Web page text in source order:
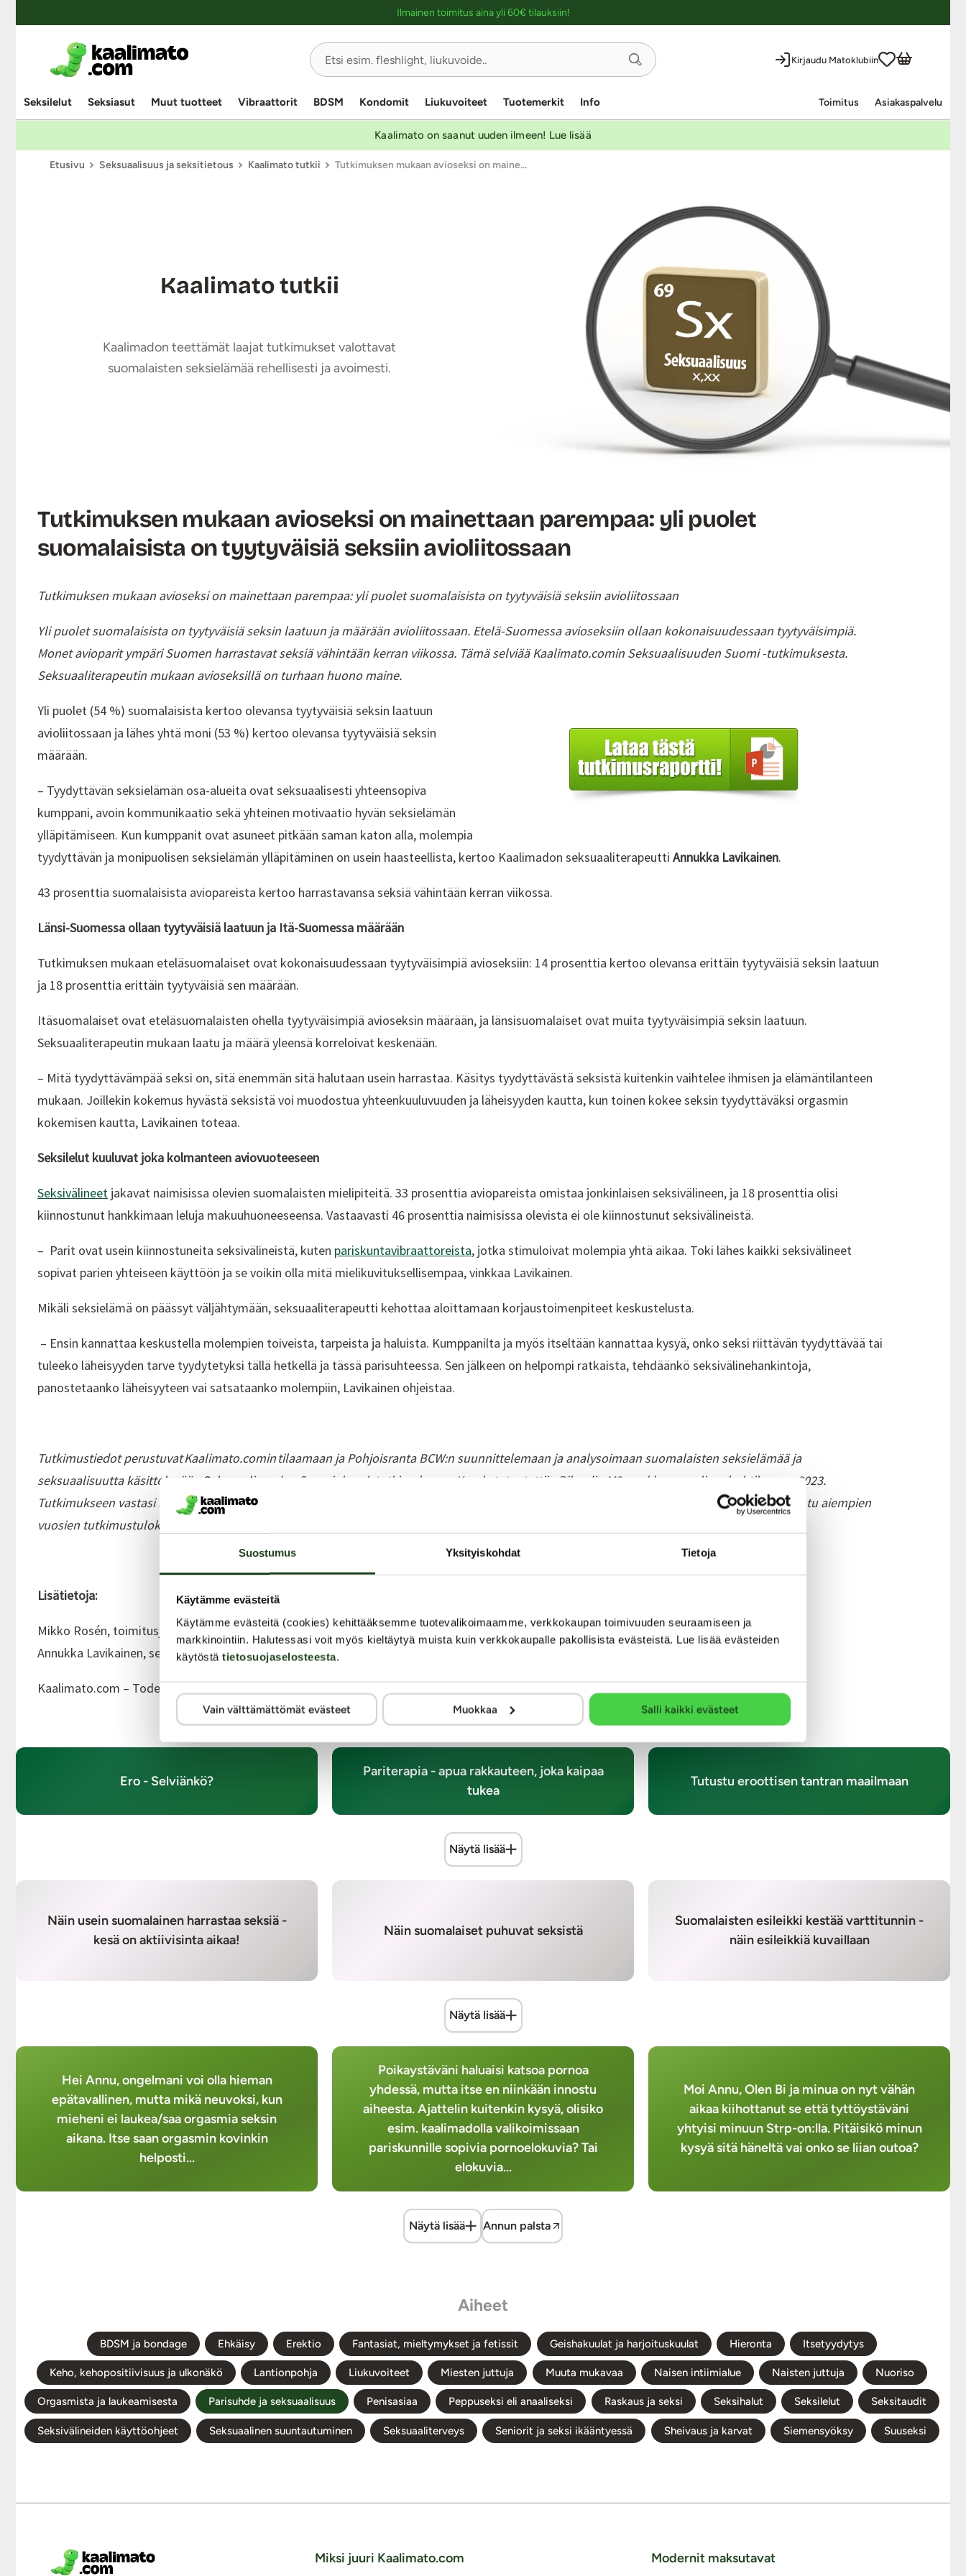
Suostumus Yksityiskohdat Tietoja
Käytämme evästeitä
Käytämme evästeitä (cookies) kehittääksemme tuotevalikoimaamme, verkkokaupan toimivuuden seuraamiseen ja
markkinointiin. Halutessasi voit myös kieltäytyä muista kuin verkkokaupalle pakollisista evästeistä. Lue lisää evästeiden
käytöstä tietosuojaselosteesta.
Vain välttämättömät evästeet Muokkaa Salli kaikki evästeet
Ilmainen toimitus aina yli 60€ tilauksiin!
Kirjaudu Matoklubiin
Seksilelut Seksiasut Muut tuotteet Vibraattorit BDSM Kondomit Liukuvoiteet Tuotemerkit Info Toimitus Asiakaspalvelu
Kaalimato on saanut uuden ilmeen! Lue lisää
Etusivu Seksuaalisuus ja seksitietous Kaalimato tutkii Tutkimuksen mukaan avioseksi on maine...
Kaalimato tutkii
Kaalimadon teettämät laajat tutkimukset valottavat
suomalaisten seksielämää rehellisesti ja avoimesti.
Tutkimuksen mukaan avioseksi on mainettaan parempaa: yli puolet
suomalaisista on tyytyväisiä seksiin avioliitossaan
Tutkimuksen mukaan avioseksi on mainettaan parempaa: yli puolet suomalaisista on tyytyväisiä seksiin avioliitossaan
Yli puolet suomalaisista on tyytyväisiä seksin laatuun ja määrään avioliitossaan. Etelä-Suomessa avioseksiin ollaan kokonaisuudessaan tyytyväisimpiä.
Monet avioparit ympäri Suomen harrastavat seksiä vähintään kerran viikossa. Tämä selviää Kaalimato.comin Seksuaalisuuden Suomi -tutkimuksesta.
Seksuaaliterapeutin mukaan avioseksillä on turhaan huono maine.
Yli puolet (54 %) suomalaisista kertoo olevansa tyytyväisiä seksin laatuun
avioliitossaan ja lähes yhtä moni (53 %) kertoo olevansa tyytyväisiä seksin
määrään.
– Tyydyttävän seksielämän osa-alueita ovat seksuaalisesti yhteensopiva
kumppani, avoin kommunikaatio sekä yhteinen motivaatio hyvän seksielämän
ylläpitämiseen. Kun kumppanit ovat asuneet pitkään saman katon alla, molempia
tyydyttävän ja monipuolisen seksielämän ylläpitäminen on usein haasteellista, kertoo Kaalimadon seksuaaliterapeutti Annukka Lavikainen.
43 prosenttia suomalaisista aviopareista kertoo harrastavansa seksiä vähintään kerran viikossa.
Länsi-Suomessa ollaan tyytyväisiä laatuun ja Itä-Suomessa määrään
Tutkimuksen mukaan eteläsuomalaiset ovat kokonaisuudessaan tyytyväisimpiä avioseksiin: 14 prosenttia kertoo olevansa erittäin tyytyväisiä seksin laatuun
ja 18 prosenttia erittäin tyytyväisiä sen määrään.
Itäsuomalaiset ovat eteläsuomalaisten ohella tyytyväisimpiä avioseksin määrään, ja länsisuomalaiset ovat muita tyytyväisimpiä seksin laatuun.
Seksuaaliterapeutin mukaan laatu ja määrä yleensä korreloivat keskenään.
– Mitä tyydyttävämpää seksi on, sitä enemmän sitä halutaan usein harrastaa. Käsitys tyydyttävästä seksistä kuitenkin vaihtelee ihmisen ja elämäntilanteen
mukaan. Joillekin kokemus hyvästä seksistä voi muodostua yhteenkuuluvuuden ja läheisyyden kautta, kun toinen kokee seksin tyydyttäväksi orgasmin
kokemisen kautta, Lavikainen toteaa.
Seksilelut kuuluvat joka kolmanteen aviovuoteeseen
Seksivälineet jakavat naimisissa olevien suomalaisten mielipiteitä. 33 prosenttia aviopareista omistaa jonkinlaisen seksivälineen, ja 18 prosenttia olisi
kiinnostunut hankkimaan leluja makuuhuoneeseensa. Vastaavasti 46 prosenttia naimisissa olevista ei ole kiinnostunut seksivälineistä.
– Parit ovat usein kiinnostuneita seksivälineistä, kuten pariskuntavibraattoreista, jotka stimuloivat molempia yhtä aikaa. Toki lähes kaikki seksivälineet
sopivat parien yhteiseen käyttöön ja se voikin olla mitä mielikuvituksellisempaa, vinkkaa Lavikainen.
Mikäli seksielämä on päässyt väljähtymään, seksuaaliterapeutti kehottaa aloittamaan korjaustoimenpiteet keskustelusta.
– Ensin kannattaa keskustella molempien toiveista, tarpeista ja haluista. Kumppanilta ja myös itseltään kannattaa kysyä, onko seksi riittävän tyydyttävää tai
tuleeko läheisyyden tarve tyydytetyksi tällä hetkellä ja tässä parisuhteessa. Sen jälkeen on helpompi ratkaista, tehdäänkö seksivälinehankintoja,
panostetaanko läheisyyteen vai satsataanko molempiin, Lavikainen ohjeistaa.
Tutkimustiedot perustuvat Kaalimato.comin tilaamaan ja Pohjoisranta BCW:n suunnittelemaan ja analysoimaan suomalaisten seksielämää ja
seksuaalisuutta käsittelevään Seksuaalisuuden Suomi -kyselytutkimukseen. Kysely toteutettiin Bilendin M3 -verkkopaneelissa huhtikuussa 2023.
Tutkimukseen vastasi 1 000 iältään 18–70-vuotiasta suomalaista. Otos on iältään, sukupuoleltaan ja alueellisesti kansallisesti edustava. Tutustu aiempien
vuosien tutkimustuloksiin tarkemmin
Lisätietoja:
Mikko Rosén, toimitusjohtaja, Kaalimato.com,mikko.rosen@kaalimato.com, +358 50 56 43 661
Annukka Lavikainen, seksuaaliterapeutti, Kaalimato.com,
Kaalimato.com – Todennäköisesti Suomen seksikkäin verkkokauppa.www.kaalimato.com
Ero - Selviänkö?
Pariterapia - apua rakkauteen, joka kaipaa
tukea
Tutustu eroottisen tantran maailmaan
Näytä lisää
Näin usein suomalainen harrastaa seksiä -
kesä on aktiivisinta aikaa!
Näin suomalaiset puhuvat seksistä
Suomalaisten esileikki kestää varttitunnin -
näin esileikkiä kuvaillaan
Näytä lisää
Hei Annu, ongelmani voi olla hieman
epätavallinen, mutta mikä neuvoksi, kun
mieheni ei laukea/saa orgasmia seksin
aikana. Itse saan orgasmin kovinkin
helposti...
Poikaystäväni haluaisi katsoa pornoa
yhdessä, mutta itse en niinkään innostu
aiheesta. Ajattelin kuitenkin kysyä, olisiko
esim. kaalimadolla valikoimissaan
pariskunnille sopivia pornoelokuvia? Tai
elokuvia...
Moi Annu, Olen Bi ja minua on nyt vähän
aikaa kiihottanut se että tyttöystäväni
yhtyisi minuun Strp-on:lla. Pitäisikö minun
kysyä sitä häneltä vai onko se liian outoa?
Näytä lisää Annun palsta
Aiheet
BDSM ja bondage Ehkäisy Erektio Fantasiat, mieltymykset ja fetissit Geishakuulat ja harjoituskuulat Hieronta Itsetyydytys
Keho, kehopositiivisuus ja ulkonäkö Lantionpohja Liukuvoiteet Miesten juttuja Muuta mukavaa Naisen intiimialue Naisten juttuja Nuoriso
Orgasmista ja laukeamisesta Parisuhde ja seksuaalisuus Penisasiaa Peppuseksi eli anaaliseksi Raskaus ja seksi Seksihalut Seksilelut Seksitaudit
Seksivälineiden käyttöohjeet Seksuaalinen suuntautuminen Seksuaaliterveys Seniorit ja seksi ikääntyessä Sheivaus ja karvat Siemensyöksy Suuseksi
Miksi juuri Kaalimato.com Modernit maksutavat